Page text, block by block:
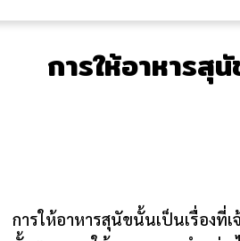
การให้อาหารสุ
การให้อาหารสุนัขนั้นเป็นเรื่องที่